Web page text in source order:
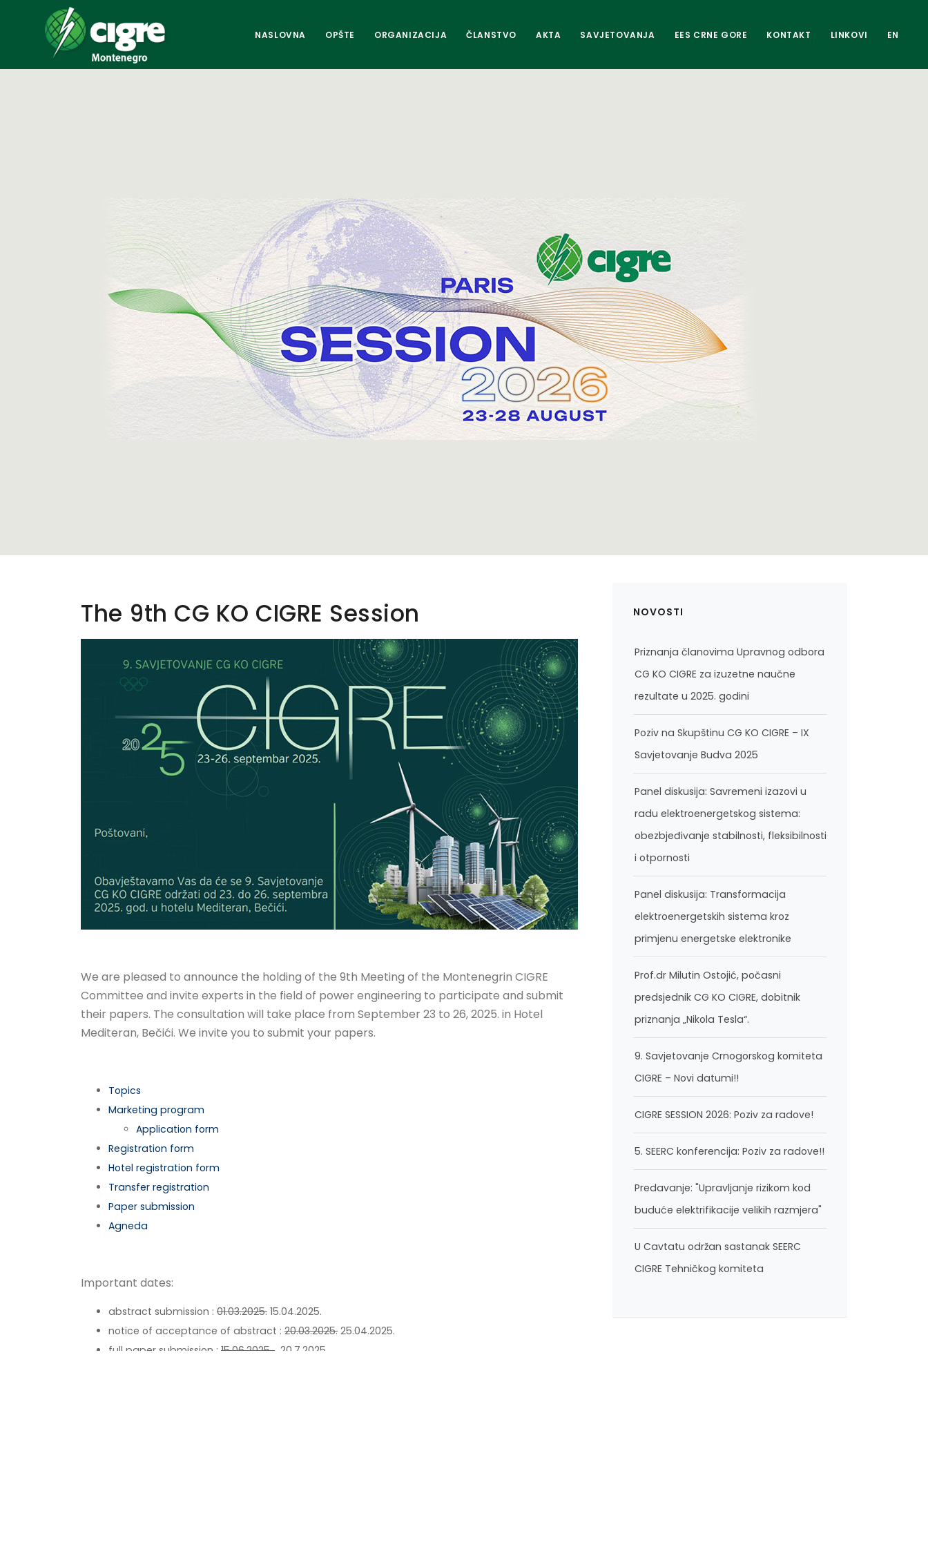
NASLOVNA OPŠTE ORGANIZACIJA ČLANSTVO AKTA SAVJETOVANJA EES CRNE GORE KONTAKT LINKOVI EN
The 9th CG KO CIGRE Session
We are pleased to announce the holding of the 9th Meeting of the Montenegrin CIGRE
Committee and invite experts in the field of power engineering to participate and submit
their papers. The consultation will take place from September 23 to 26, 2025. in Hotel
Mediteran, Bečići. We invite you to submit your papers.
Topics
Marketing program
Application form
Registration form
Hotel registration form
Transfer registration
Paper submission
Agneda
Important dates:
abstract submission : 01.03.2025. 15.04.2025.
notice of acceptance of abstract : 20.03.2025. 25.04.2025.
full paper submission : 15.06.2025. 20.7.2025.
NOVOSTI
Priznanja članovima Upravnog odbora
CG KO CIGRE za izuzetne naučne
rezultate u 2025. godini
Poziv na Skupštinu CG KO CIGRE – IX
Savjetovanje Budva 2025
Panel diskusija: Savremeni izazovi u
radu elektroenergetskog sistema:
obezbjeđivanje stabilnosti, fleksibilnosti
i otpornosti
Panel diskusija: Transformacija
elektroenergetskih sistema kroz
primjenu energetske elektronike
Prof.dr Milutin Ostojić, počasni
predsjednik CG KO CIGRE, dobitnik
priznanja „Nikola Tesla“.
9. Savjetovanje Crnogorskog komiteta
CIGRE – Novi datumi!!
CIGRE SESSION 2026: Poziv za radove!
5. SEERC konferencija: Poziv za radove!!
Predavanje: "Upravljanje rizikom kod
buduće elektrifikacije velikih razmjera"
U Cavtatu održan sastanak SEERC
CIGRE Tehničkog komiteta